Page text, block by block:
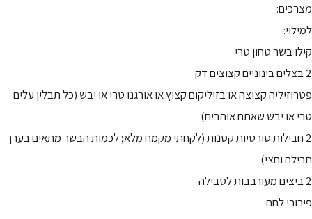
מצרכים:
למילוי:
קילו בשר טחון טרי
2 בצלים בינוניים קצוצים דק
פטרוזיליה קצוצה או בזיליקום קצוץ או אורגנו טרי או יבש (כל תבלין עלים
טרי או יבש שאתם אוהבים)
2 חבילות טורטיות קטנות (לקחתי מקמח מלא; לכמות הבשר מתאים בערך
חבילה וחצי)
2 ביצים מעורבבות לטבילה
פירורי לחם